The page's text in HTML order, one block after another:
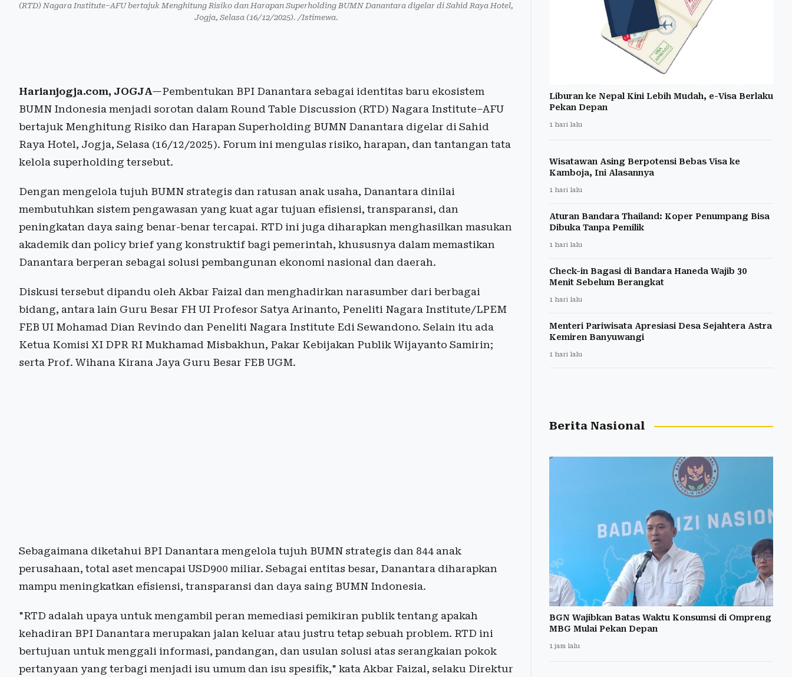
(RTD) Nagara Institute–AFU bertajuk Menghitung Risiko dan Harapan Superholding BUMN Danantara digelar di Sahid Raya Hotel,
Jogja, Selasa (16/12/2025). /Istimewa.
Harianjogja.com, JOGJA—Pembentukan BPI Danantara sebagai identitas baru ekosistem
BUMN Indonesia menjadi sorotan dalam Round Table Discussion (RTD) Nagara Institute–AFU
bertajuk Menghitung Risiko dan Harapan Superholding BUMN Danantara digelar di Sahid
Raya Hotel, Jogja, Selasa (16/12/2025). Forum ini mengulas risiko, harapan, dan tantangan tata
kelola superholding tersebut.
Dengan mengelola tujuh BUMN strategis dan ratusan anak usaha, Danantara dinilai
membutuhkan sistem pengawasan yang kuat agar tujuan efisiensi, transparansi, dan
peningkatan daya saing benar-benar tercapai. RTD ini juga diharapkan menghasilkan masukan
akademik dan policy brief yang konstruktif bagi pemerintah, khususnya dalam memastikan
Danantara berperan sebagai solusi pembangunan ekonomi nasional dan daerah.
Diskusi tersebut dipandu oleh Akbar Faizal dan menghadirkan narasumber dari berbagai
bidang, antara lain Guru Besar FH UI Profesor Satya Arinanto, Peneliti Nagara Institute/LPEM
FEB UI Mohamad Dian Revindo dan Peneliti Nagara Institute Edi Sewandono. Selain itu ada
Ketua Komisi XI DPR RI Mukhamad Misbakhun, Pakar Kebijakan Publik Wijayanto Samirin;
serta Prof. Wihana Kirana Jaya Guru Besar FEB UGM.
Sebagaimana diketahui BPI Danantara mengelola tujuh BUMN strategis dan 844 anak
perusahaan, total aset mencapai USD900 miliar. Sebagai entitas besar, Danantara diharapkan
mampu meningkatkan efisiensi, transparansi dan daya saing BUMN Indonesia.
"RTD adalah upaya untuk mengambil peran memediasi pemikiran publik tentang apakah
kehadiran BPI Danantara merupakan jalan keluar atau justru tetap sebuah problem. RTD ini
bertujuan untuk menggali informasi, pandangan, dan usulan solusi atas serangkaian pokok
pertanyaan yang terbagi menjadi isu umum dan isu spesifik," kata Akbar Faizal, selaku Direktur
Liburan ke Nepal Kini Lebih Mudah, e-Visa Berlaku
Pekan Depan
1 hari lalu
Wisatawan Asing Berpotensi Bebas Visa ke
Kamboja, Ini Alasannya
1 hari lalu
Aturan Bandara Thailand: Koper Penumpang Bisa
Dibuka Tanpa Pemilik
1 hari lalu
Check-in Bagasi di Bandara Haneda Wajib 30
Menit Sebelum Berangkat
1 hari lalu
Menteri Pariwisata Apresiasi Desa Sejahtera Astra
Kemiren Banyuwangi
1 hari lalu
Berita Nasional
BGN Wajibkan Batas Waktu Konsumsi di Ompreng
MBG Mulai Pekan Depan
1 jam lalu